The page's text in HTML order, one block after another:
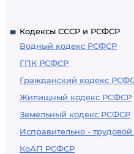
Кодексы СССР и РСФСР
Водный кодекс РСФСР
ГПК РСФСР
Гражданский кодекс
Жилищный кодекс РСФСР
Земельный кодекс РСФСР
Исправительно -
КоАП РСФСР